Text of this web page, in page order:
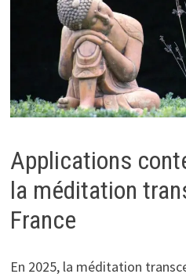
Applications
la méditation
France
En 2025, la méditation